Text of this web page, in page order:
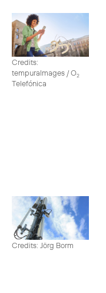
Credits:
tempuraImages / O2
Telefónica
Credits: Jörg Borm